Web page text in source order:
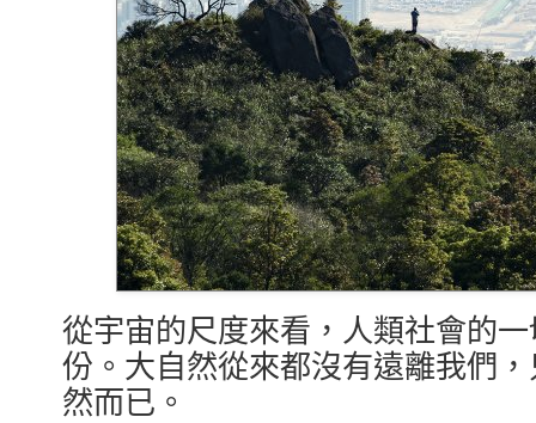
從宇宙的尺度來看，人類社會的
份。大自然從來都沒有遠離我們
然而已。